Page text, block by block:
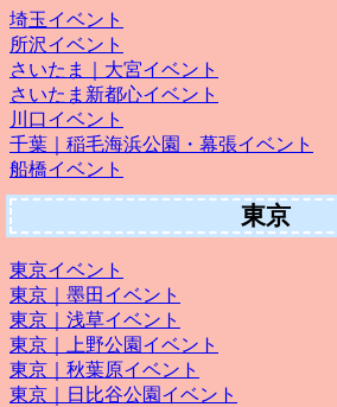
埼玉イベント
所沢イベント
さいたま｜大宮イベント
さいたま新都心イベント
川口イベント
千葉｜稲毛海浜公園・幕張イベント
船橋イベント
東京
東京イベント
東京｜墨田イベント
東京｜浅草イベント
東京｜上野公園イベント
東京｜秋葉原イベント
東京｜日比谷公園イベント